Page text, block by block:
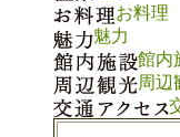
お料理
魅力
館内
周辺